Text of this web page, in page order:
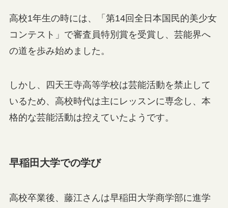
高校1年生の時には、「第14回全日本国民的美少女
コンテスト」で審査員特別賞を受賞し、芸能界へ
の道を歩み始めました。
しかし、四天王寺高等学校は芸能活動を禁止して
いるため、高校時代は主にレッスンに専念し、本
格的な芸能活動は控えていたようです。
早稲田大学での学び
高校卒業後、藤江さんは早稲田大学商学部に進学